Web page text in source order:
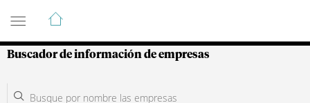
Guía de Empresas Colombianas
Buscador de información de empresas